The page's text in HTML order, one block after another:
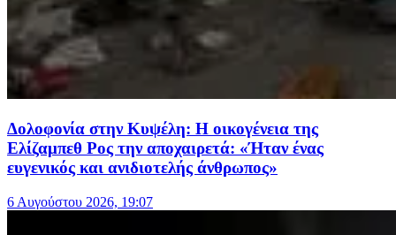
Δολοφονία στην Κυψέλη: Η οικογένεια της
Ελίζαμπεθ Ρος την αποχαιρετά: «Ήταν ένας
ευγενικός και ανιδιοτελής άνθρωπος»
6 Αυγούστου 2026, 19:07